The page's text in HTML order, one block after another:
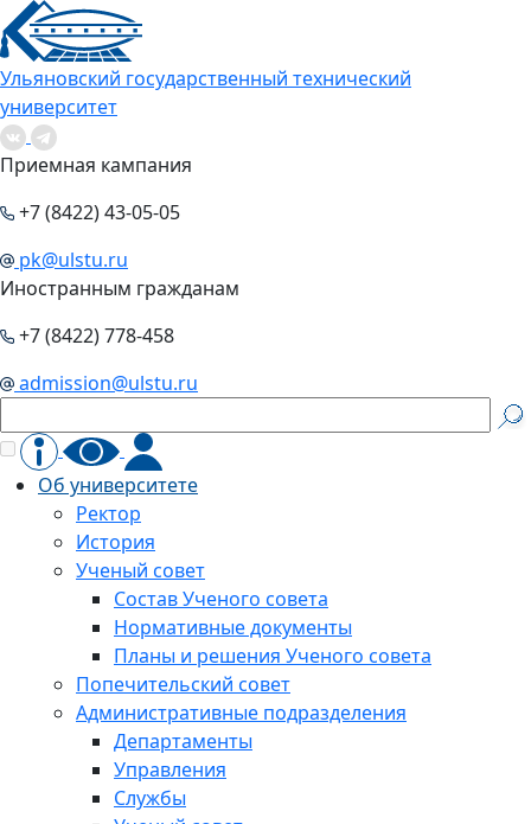
Ульяновский государственный технический
университет
Приемная кампания
+7 (8422) 43-05-05
pk@ulstu.ru
Иностранным гражданам
+7 (8422) 778-458
admission@ulstu.ru
Об университете
Ректор
История
Ученый совет
Состав Ученого совета
Нормативные документы
Планы и решения Ученого совета
Попечительский совет
Административные подразделения
Департаменты
Управления
Службы